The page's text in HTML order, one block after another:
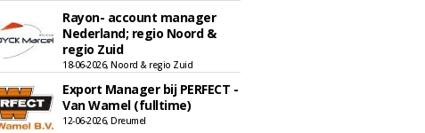
Rayon- account manager
Nederland; regio Noord &
regio Zuid
18-06-2026, Noord & regio Zuid
Export Manager bij PERFECT -
Van Wamel (fulltime)
12-06-2026, Dreumel